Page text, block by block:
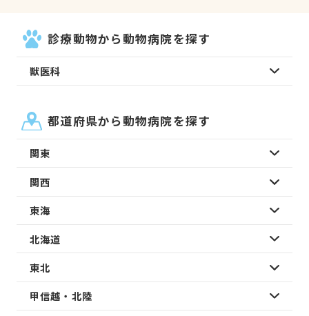
診療動物から動物病院を探す
獣医科
都道府県から動物病院を探す
関東
関西
東海
北海道
東北
甲信越・北陸